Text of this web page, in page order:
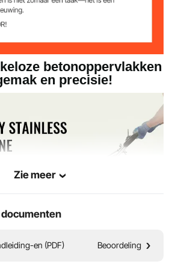
81 x 47 x 38 inch / 2065 x
betonoppervlakken
en precisie!
Zie meer
en (PDF) Beoordeling